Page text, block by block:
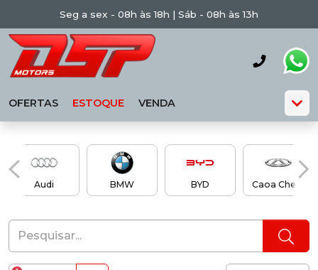
Seg a sex - 08h às 18h | Sáb - 08h às 13h
OFERTAS ESTOQUE VENDA
Audi BMW BYD Caoa Chery